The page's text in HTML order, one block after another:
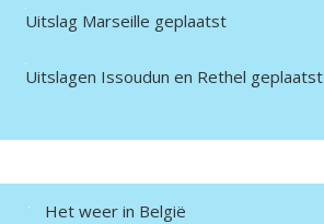
Uitslag Marseille geplaatst
Uitslagen Issoudun en Rethel geplaatst
Het weer in België